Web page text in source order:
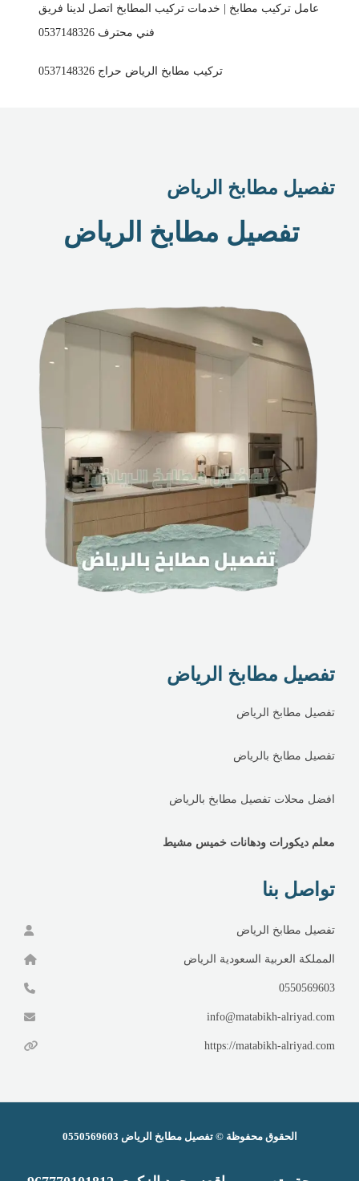
عامل تركيب مطابخ | خدمات تركيب المطابخ اتصل لدينا فريق
فني محترف 0537148326
تركيب مطابخ الرياض حراج 0537148326
تفصيل مطابخ الرياض
تفصيل مطابخ الرياض
تفصيل مطابخ الرياض
تفصيل مطابخ الرياض
تفصيل مطابخ بالرياض
افضل محلات تفصيل مطابخ بالرياض
معلم ديكورات ودهانات خميس مشيط
تواصل بنا
تفصيل مطابخ الرياض
المملكة العربية السعودية الرياض
0550569603
info@matabikh-alriyad.com
https://matabikh-alriyad.com
الحقوق محفوظة ©تفصيل مطابخ الرياض